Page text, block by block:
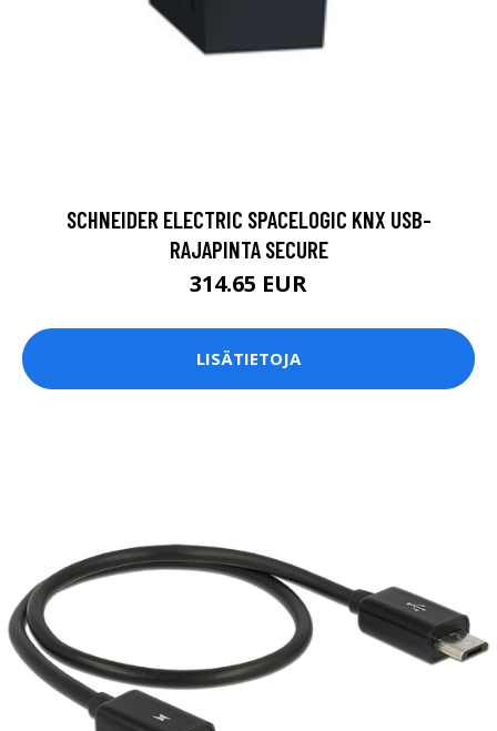
SCHNEIDER ELECTRIC SPACELOGIC KNX USB-
RAJAPINTA SECURE
314.65 EUR
LISÄTIETOJA